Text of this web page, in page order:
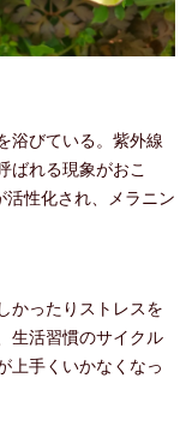
浴びている。紫外線
ばれる現象がおこ
活性化され、メラニン
かったりストレスを
生活習慣のサイクル
上手くいかなくなっ